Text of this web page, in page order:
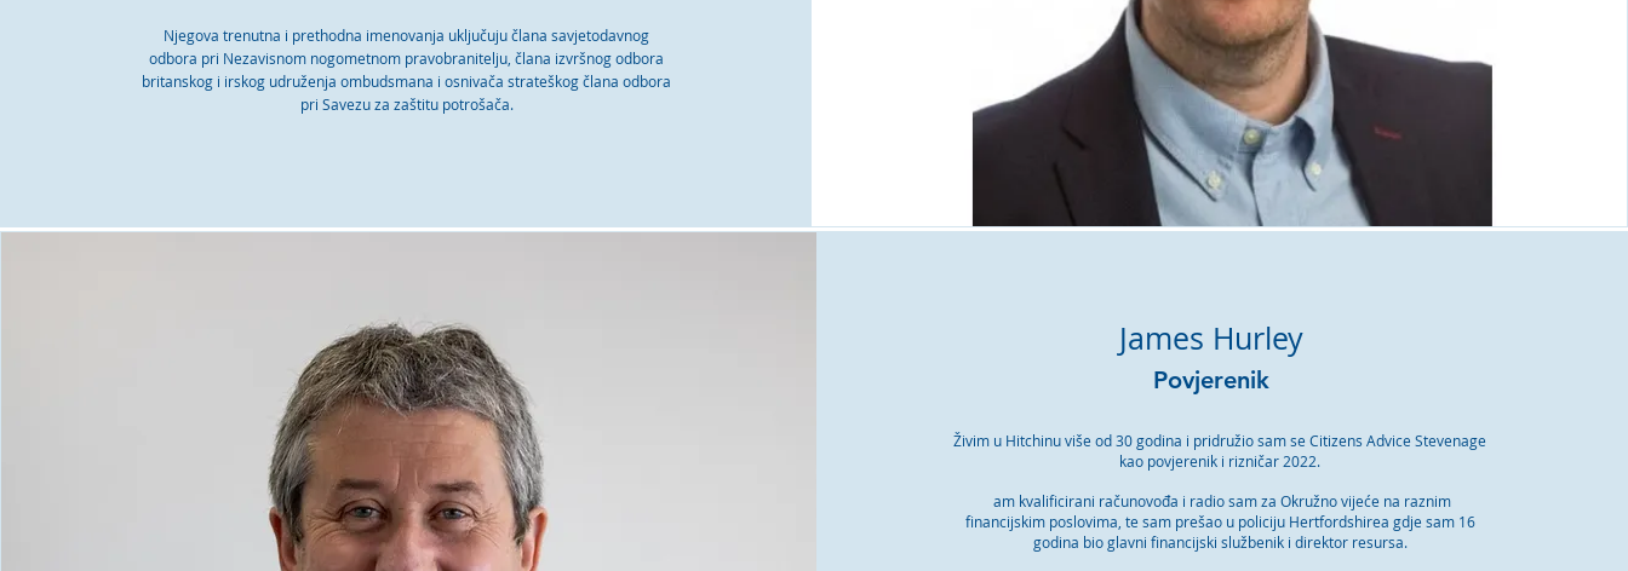
Njegova trenutna i prethodna imenovanja uključuju člana savjetodavnog
odbora pri Nezavisnom nogometnom pravobranitelju, člana izvršnog odbora
britanskog i irskog udruženja ombudsmana i osnivača strateškog člana odbora
pri Savezu za zaštitu potrošača.
James Hurley
Povjerenik
Živim u Hitchinu više od 30 godina i pridružio sam se Citizens Advice Stevenage
kao povjerenik i rizničar 2022.
am kvalificirani računovođa i radio sam za Okružno vijeće na raznim
financijskim poslovima, te sam prešao u policiju Hertfordshirea gdje sam 16
godina bio glavni financijski službenik i direktor resursa.